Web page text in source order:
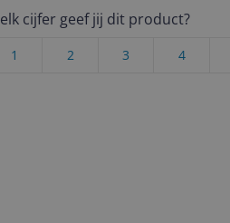
cijfer geef jij dit product?
4
3
2
1